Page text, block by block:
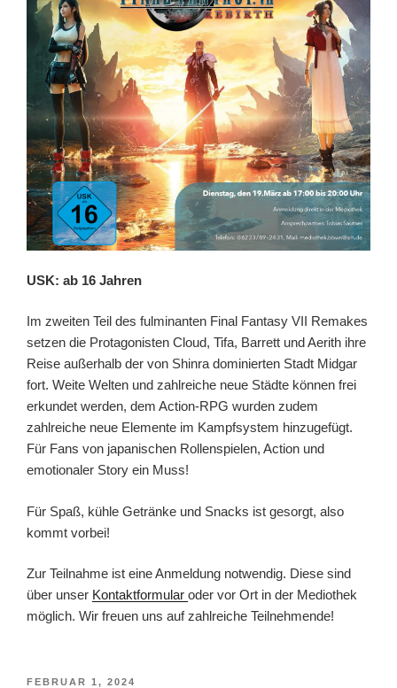
USK: ab 16 Jahren
Im zweiten Teil des fulminanten Final Fantasy VII Remakes
setzen die Protagonisten Cloud,‭ ‬Tifa,‭ ‬Barrett und Aerith ihre
Reise außerhalb der von Shinra dominierten Stadt Midgar
fort.‭ ‬Weite Welten und zahlreiche neue Städte können frei
erkundet werden,‭ ‬dem‭ ‬Action-RPG wurden zudem
zahlreiche neue Elemente im Kampfsystem hinzugefügt.‭
‬Für Fans von japanischen Rollenspielen,‭ ‬Action und
emotionaler Story ein Muss‭!
Für Spaß, kühle Getränke und Snacks ist gesorgt, also
kommt vorbei!
Zur Teilnahme ist eine Anmeldung notwendig. Diese sind
über unser Kontaktformular oder vor Ort in der Mediothek
möglich. Wir freuen uns auf zahlreiche Teilnehmende!
VERÖFFENTLICHT
FEBRUAR 1, 2024